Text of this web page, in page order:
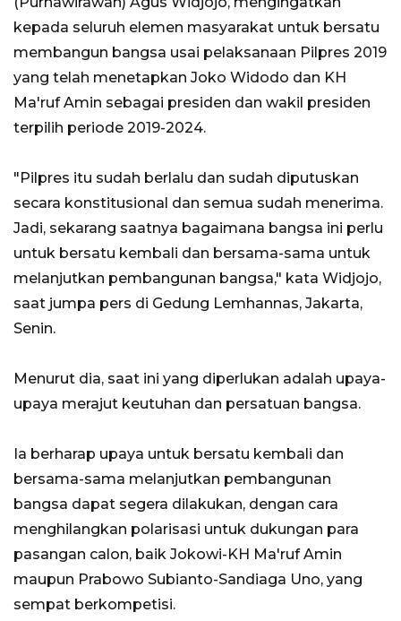
kepada seluruh elemen masyarakat untuk bersatu
membangun bangsa usai pelaksanaan Pilpres 2019
yang telah menetapkan Joko Widodo dan KH
Ma'ruf Amin sebagai presiden dan wakil presiden
terpilih periode 2019-2024.
"Pilpres itu sudah berlalu dan sudah diputuskan
secara konstitusional dan semua sudah menerima.
Jadi, sekarang saatnya bagaimana bangsa ini perlu
untuk bersatu kembali dan bersama-sama untuk
melanjutkan pembangunan bangsa," kata Widjojo,
saat jumpa pers di Gedung Lemhannas, Jakarta,
Senin.
Menurut dia, saat ini yang diperlukan adalah upaya-
upaya merajut keutuhan dan persatuan bangsa.
Ia berharap upaya untuk bersatu kembali dan
bersama-sama melanjutkan pembangunan
bangsa dapat segera dilakukan, dengan cara
menghilangkan polarisasi untuk dukungan para
pasangan calon, baik Jokowi-KH Ma'ruf Amin
maupun Prabowo Subianto-Sandiaga Uno, yang
sempat berkompetisi.